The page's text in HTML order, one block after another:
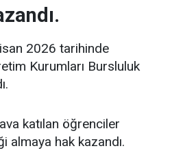
2026 tarihinde
Kurumları Bursluluk
katılan öğrenciler
almaya hak kazandı.